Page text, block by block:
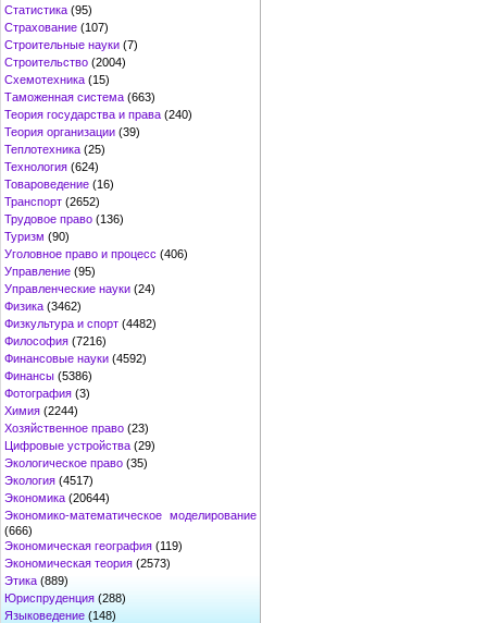
Статистика (95)
Страхование (107)
Строительные науки (7)
Строительство (2004)
Схемотехника (15)
Таможенная система (663)
Теория государства и права (240)
Теория организации (39)
Теплотехника (25)
Технология (624)
Товароведение (16)
Транспорт (2652)
Трудовое право (136)
Туризм (90)
Уголовное право и процесс (406)
Управление (95)
Управленческие науки (24)
Физика (3462)
Физкультура и спорт (4482)
Философия (7216)
Финансовые науки (4592)
Финансы (5386)
Фотография (3)
Химия (2244)
Хозяйственное право (23)
Цифровые устройства (29)
Экологическое право (35)
Экология (4517)
Экономика (20644)
Экономико-математическое моделирование
(666)
Экономическая география (119)
Экономическая теория (2573)
Этика (889)
Юриспруденция (288)
Языковедение (148)